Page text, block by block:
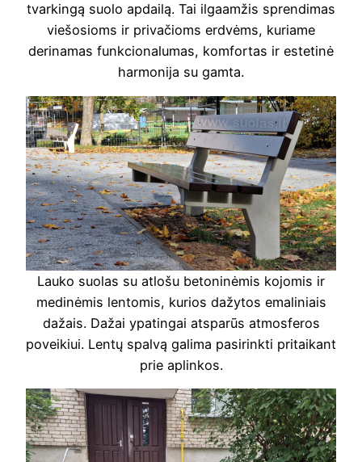
tvarkingą suolo apdailą. Tai ilgaamžis sprendimas
viešosioms ir privačioms erdvėms, kuriame
derinamas funkcionalumas, komfortas ir estetinė
harmonija su gamta.
Lauko suolas su atlošu betoninėmis kojomis ir
medinėmis lentomis, kurios dažytos emaliniais
dažais. Dažai ypatingai atsparūs atmosferos
poveikiui. Lentų spalvą galima pasirinkti pritaikant
prie aplinkos.